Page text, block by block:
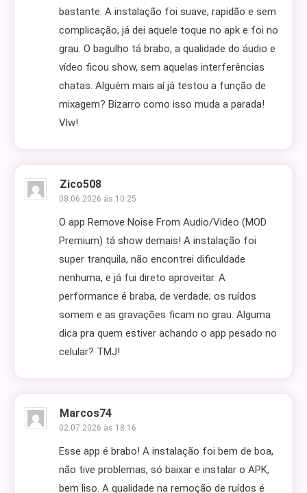
bastante. A instalação foi suave, rapidão e sem
complicação, já dei aquele toque no apk e foi no
grau. O bagulho tá brabo, a qualidade do áudio e
vídeo ficou show, sem aquelas interferências
chatas. Alguém mais aí já testou a função de
mixagem? Bizarro como isso muda a parada!
Vlw!
Zico508
08.06.2026 às 10:25
O app Remove Noise From Audio/Video (MOD
Premium) tá show demais! A instalação foi
super tranquila, não encontrei dificuldade
nenhuma, e já fui direto aproveitar. A
performance é braba, de verdade; os ruídos
somem e as gravações ficam no grau. Alguma
dica pra quem estiver achando o app pesado no
celular? TMJ!
Marcos74
02.07.2026 às 18:16
Esse app é brabo! A instalação foi bem de boa,
não tive problemas, só baixar e instalar o APK,
bem liso. A qualidade na remoção de ruídos é